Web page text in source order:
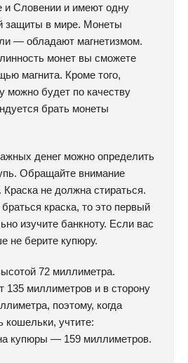
и Словении и имеют одну
защиты в мире. Монеты
— обладают магнетизмом.
монет вы сможете
магнита. Кроме того,
можно будет по качеству
брать монеты
денег можно определить
Обращайте внимание
Краска не должна стираться.
краска, то это первый
изучите банкноту. Если вас
не берите купюру.
72 миллиметра.
135 миллиметров и в сторону
поэтому, когда
кошельки, учтите:
купюры — 159 миллиметров.